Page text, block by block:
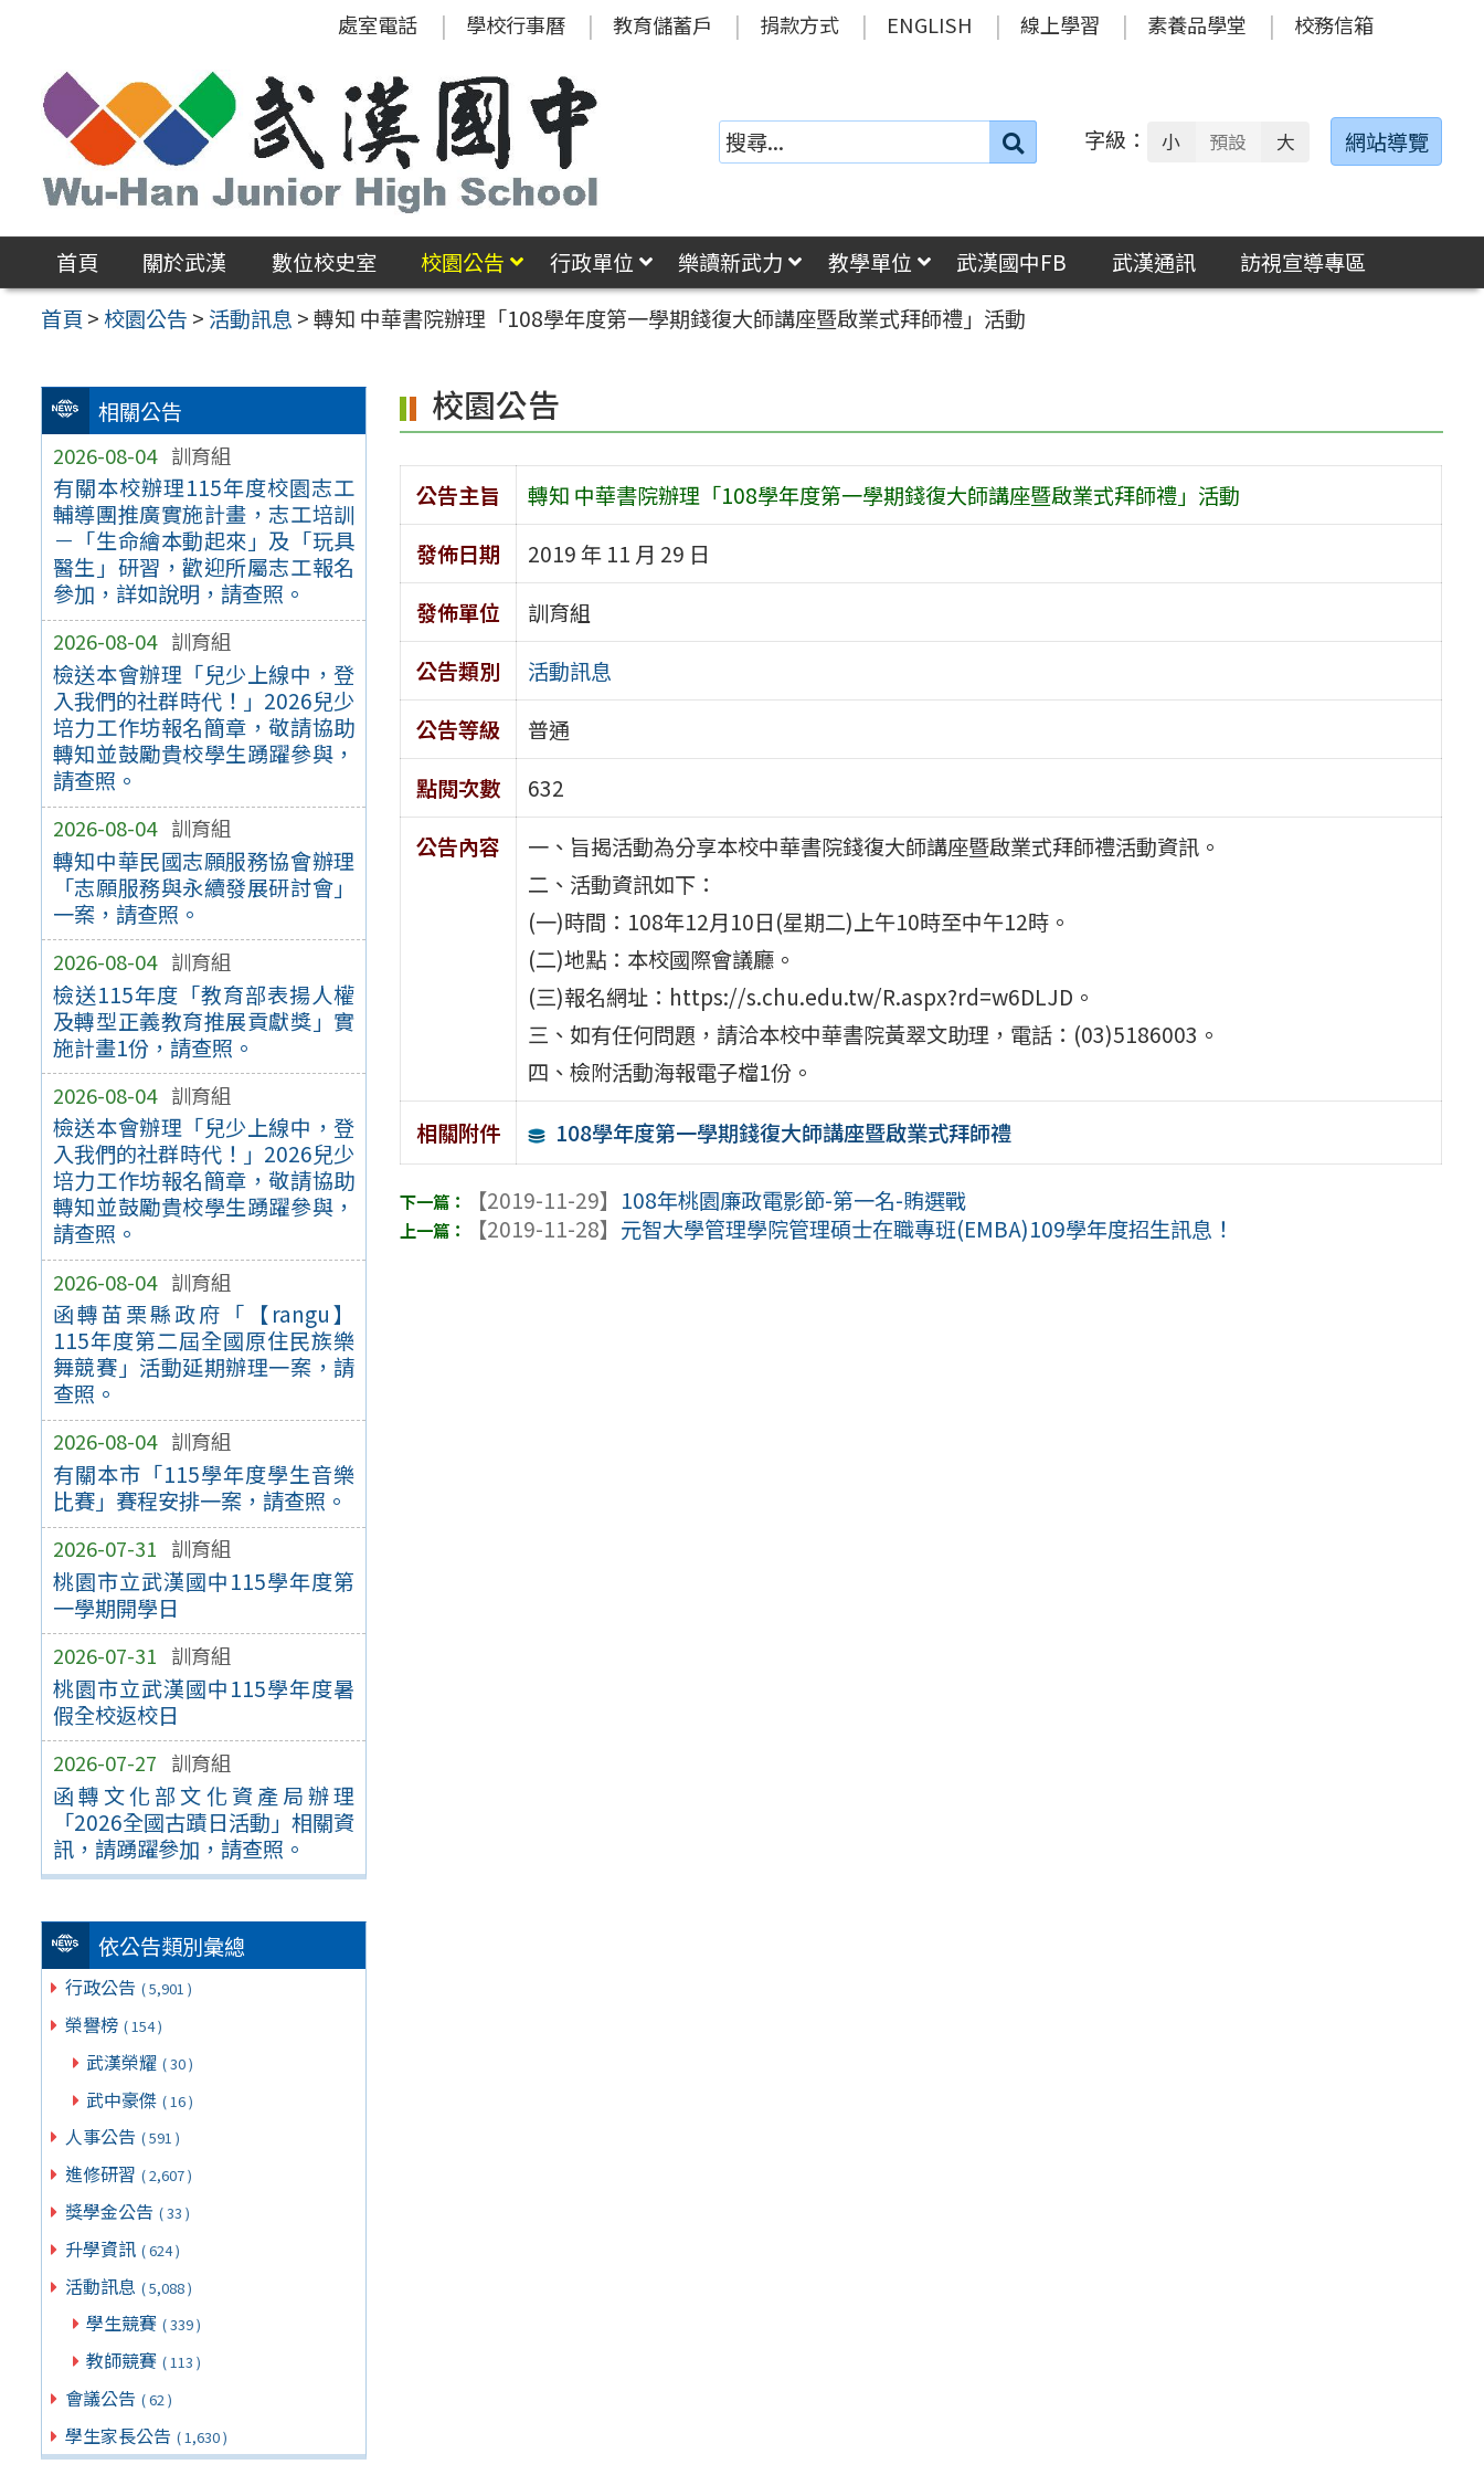
區
處室電話 學校行事曆 教育儲蓄戶 捐款方式 ENGLISH 線上學習 素養品學堂 校務信箱
搜
字級： 小 預設 大 網站導覽
首頁 關於武漢 數位校史室 校園公告 行政單位 樂讀新武力 教學單位 武漢國中FB 武漢通訊
訪視宣導專區
首頁 >校園公告 > 活動訊息 >轉知 中華書院辦理「108學年度第一學期錢復大師講座暨啟業式拜師禮」活動
相關公告
2026-08-04 訓育組
有關本校辦理115年度校園志工
輔導團推廣實施計畫，志工培訓
－「生命繪本動起來」及「玩具
醫生」研習，歡迎所屬志工報名
參加，詳如說明，請查照。
2026-08-04 訓育組
檢送本會辦理「兒少上線中，登
入我們的社群時代！」2026兒少
培力工作坊報名簡章，敬請協助
轉知並鼓勵貴校學生踴躍參與，
請查照。
2026-08-04 訓育組
轉知中華民國志願服務協會辦理
「志願服務與永續發展研討會」
一案，請查照。
2026-08-04 訓育組
檢送115年度「教育部表揚人權
及轉型正義教育推展貢獻獎」實
施計畫1份，請查照。
2026-08-04 訓育組
檢送本會辦理「兒少上線中，登
入我們的社群時代！」2026兒少
培力工作坊報名簡章，敬請協助
轉知並鼓勵貴校學生踴躍參與，
請查照。
2026-08-04 訓育組
函轉苗栗縣政府「【rangu】
115年度第二屆全國原住民族樂
舞競賽」活動延期辦理一案，請
查照。
2026-08-04 訓育組
有關本市「115學年度學生音樂
比賽」賽程安排一案，請查照。
2026-07-31 訓育組
桃園市立武漢國中115學年度第
一學期開學日
2026-07-31 訓育組
桃園市立武漢國中115學年度暑
假全校返校日
2026-07-27 訓育組
函轉文化部文化資產局辦理
「2026全國古蹟日活動」相關資
訊，請踴躍參加，請查照。
依公告類別彙總
行政公告 ( 5,901 )
榮譽榜 ( 154 )
武漢榮耀 ( 30 )
武中豪傑 ( 16 )
人事公告 ( 591 )
進修研習 ( 2,607 )
獎學金公告 ( 33 )
升學資訊 ( 624 )
活動訊息 ( 5,088 )
學生競賽 ( 339 )
教師競賽 ( 113 )
會議公告 ( 62 )
學生家長公告 ( 1,630 )
校園公告
公告主旨
轉知 中華書院辦理「108學年度第一學期錢復大師講座暨啟業式拜師禮」活動
發佈日期
2019 年 11 月 29 日
發佈單位
訓育組
公告類別
活動訊息
公告等級
普通
點閱次數
632
公告內容
一、旨揭活動為分享本校中華書院錢復大師講座暨啟業式拜師禮活動資訊。
二、活動資訊如下：
(一)時間：108年12月10日(星期二)上午10時至中午12時。
(二)地點：本校國際會議廳。
(三)報名網址：https://s.chu.edu.tw/R.aspx?rd=w6DLJD。
三、如有任何問題，請洽本校中華書院黃翠文助理，電話：(03)5186003。
四、檢附活動海報電子檔1份。
相關附件
108學年度第一學期錢復大師講座暨啟業式拜師禮
【2019-11-29】 108年桃園廉政電影節-第一名-賄選戰
【2019-11-28】 元智大學管理學院管理碩士在職專班(EMBA)109學年度招生訊息！